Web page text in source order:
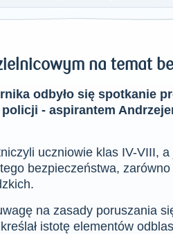
na temat
odbyło się spotkanie
- aspirantem
uczniowie klas IV-VIII,
bezpieczeństwa,
na zasady poruszania
istotę elementów